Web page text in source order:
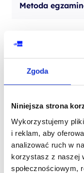
Zgoda
Niniejsza strona
Wykorzystujemy
i reklam, aby
analizować ruch w
korzystasz z naszej
społecznościowym,
Metoda
rozwojowej
SZKOLENIE